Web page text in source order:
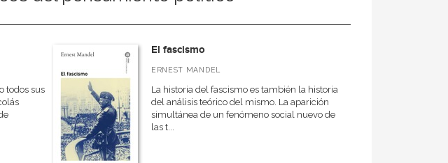
todos sus
El fascismo
ERNEST MANDEL
La historia del fascismo es también la historia
del análisis teórico del mismo. La aparición
simultánea de un fenómeno social nuevo de
las t...